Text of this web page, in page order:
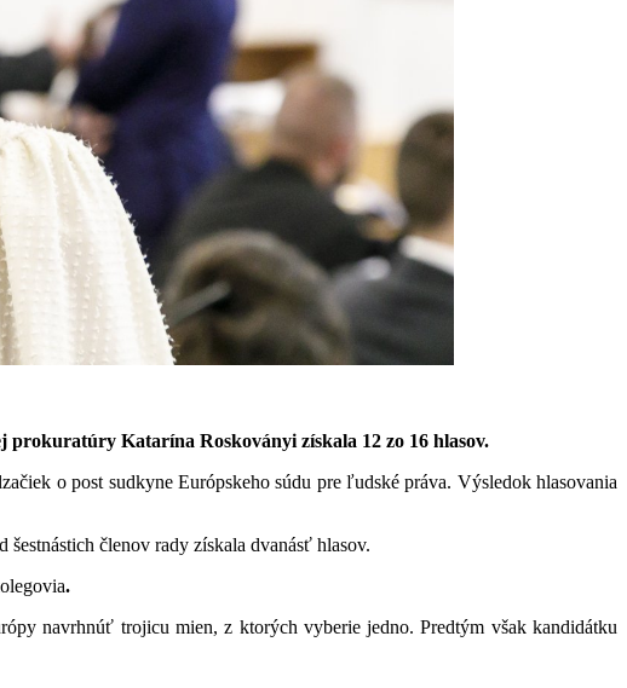
prokuratúry Katarína Roskoványi získala 12 zo 16 hlasov.
o post sudkyne Európskeho súdu pre ľudské práva. Výsledok hlasovania
členov rady získala dvanásť hlasov.
.
navrhnúť trojicu mien, z ktorých vyberie jedno. Predtým však kandidátku